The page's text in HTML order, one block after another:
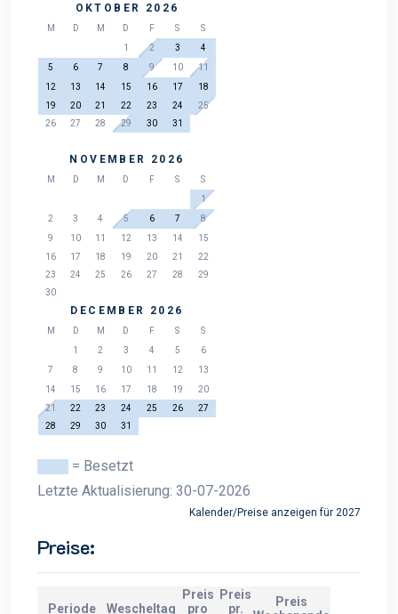
OKTOBER 2026
M D M D F S
S
1
2 3
4
5
6 7 8 9 10
11
12
13 14 15 16 17
18
19
20 21 22 23 24
25
26
27 28 29 30 31
NOVEMBER 2026
M D M D F S
S
1
2
3 4 5 6 7
8
9
10 11 12 13 14
15
16
17 18 19 20 21
22
23
24 25 26 27 28
29
30
DECEMBER 2026
M D M D F S
S
1
2 3 4 5
6
7
8 9 10 11 12
13
14
15 16 17 18 19
20
21
22 23 24 25 26
27
28
29 30 31
= Besetzt
Letzte Aktualisierung: 30-07-2026
Kalender/Preise anzeigen für 2027
Preise:
Periode Wescheltag
Preis
pro
Preis
pr.
Preis